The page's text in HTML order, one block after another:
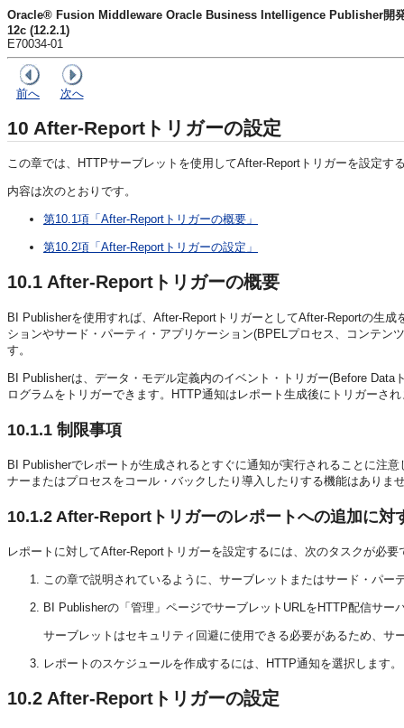
Oracle® Fusion Middleware Oracle Business Intelligence Publisher開
12c (12.2.1)
E70034-01
前へ 次へ
10 After-Reportトリガーの設定
この章では、HTTPサーブレットを使用してAfter-Reportトリガーを設定す
内容は次のとおりです。
第10.1項「After-Reportトリガーの概要」
第10.2項「After-Reportトリガーの設定」
10.1 After-Reportトリガーの概要
BI Publisherを使用すれば、After-ReportトリガーとしてAfter-Reportの生
ションやサード・パーティ・アプリケーション(BPELプロセス、コンテ
す。
BI Publisherは、データ・モデル定義内のイベント・トリガー(Before
ログラムをトリガーできます。HTTP通知はレポート生成後にトリガーさ
10.1.1 制限事項
BI Publisherでレポートが生成されるとすぐに通知が実行されることに注
ナーまたはプロセスをコール・バックしたり導入したりする機能はありま
10.1.2 After-Reportトリガーのレポートへの追加に対
レポートに対してAfter-Reportトリガーを設定するには、次のタスクが必要
この章で説明されているように、サーブレットまたはサード・パー
BI Publisherの「管理」ページでサーブレットURLをHTTP配信サー
サーブレットはセキュリティ回避に使用できる必要があるため、
レポートのスケジュールを作成するには、HTTP通知を選択します。
10.2 After-Reportトリガーの設定